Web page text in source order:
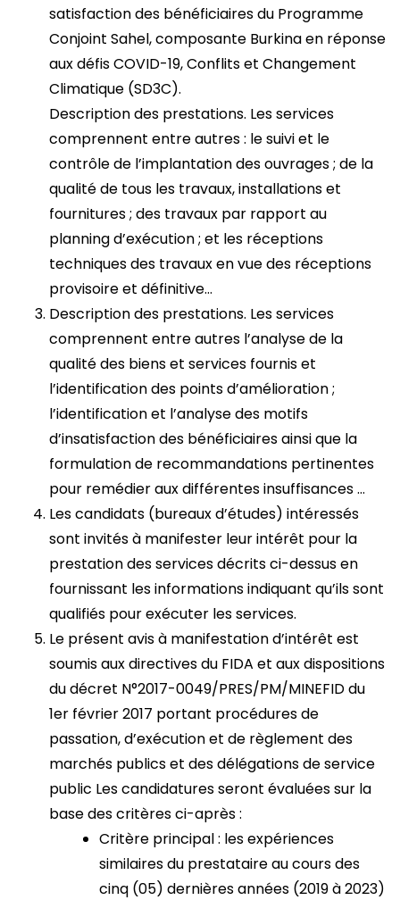
satisfaction des bénéficiaires du Programme
Conjoint Sahel, composante Burkina en réponse
aux défis COVID-19, Conflits et Changement
Climatique (SD3C).
Description des prestations. Les services
comprennent entre autres : le suivi et le
contrôle de l’implantation des ouvrages ; de la
qualité de tous les travaux, installations et
fournitures ; des travaux par rapport au
planning d’exécution ; et les réceptions
techniques des travaux en vue des réceptions
provisoire et définitive…
Description des prestations. Les services
comprennent entre autres l’analyse de la
qualité des biens et services fournis et
l’identification des points d’amélioration ;
l’identification et l’analyse des motifs
d’insatisfaction des bénéficiaires ainsi que la
formulation de recommandations pertinentes
pour remédier aux différentes insuffisances …
Les candidats (bureaux d’études) intéressés
sont invités à manifester leur intérêt pour la
prestation des services décrits ci-dessus en
fournissant les informations indiquant qu’ils sont
qualifiés pour exécuter les services.
Le présent avis à manifestation d’intérêt est
soumis aux directives du FIDA et aux dispositions
du décret N°2017-0049/PRES/PM/MINEFID du
1er février 2017 portant procédures de
passation, d’exécution et de règlement des
marchés publics et des délégations de service
public Les candidatures seront évaluées sur la
base des critères ci-après :
Critère principal : les expériences
similaires du prestataire au cours des
cinq (05) dernières années (2019 à 2023)